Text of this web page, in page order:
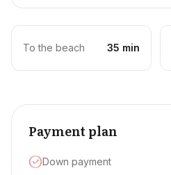
To the beach 35 min
Payment plan
Down payment